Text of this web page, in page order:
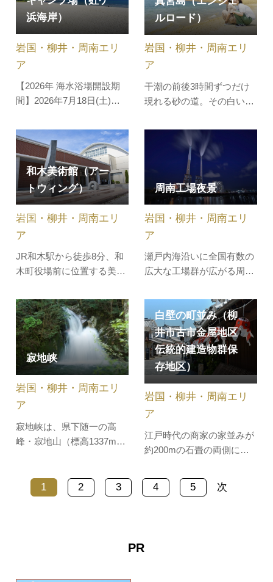
の展望台から眼下に広がる
錦帯橋や岩国の城下町は絶
景です。晴れた日には瀬戸
内海の島々、宮島まで見渡
すことが…
と、釣りをすることも出来
ます。管理棟では竿の貸出
も行っているので、挑戦し
てみてはいかがでしょう
か。(※鮎以…
浜海岸）
【2026年 海水浴場開設期
間】2026年7月18日(土)～8
間:10:00～17:00白砂青松の
美しい海岸が約2.4kmにわ
たって続く西日本屈指の海
水浴場で、「日本の渚・百
選」や「快水浴場百選」な
ど多くの選定を受けていま
す。ビーチ西側には、幼児
用プールも併設…
岩国・柳井・周南エリ
ア
ルロード）
干潮の前後3時間ずつだけ
現れる砂の道。その白い道
周防大島（屋代島）から沖
に浮かぶ真宮島へ歩いて渡
ることができます。
岩国・柳井・周南エリ
ア
和木美術館（アー
トウィング）
JR和木駅から徒歩8分、和
木町役場前に位置する美術
した美しい庭園と、澄川喜
一氏作：石のモニュメント
『TO THE SKY』も見どこ
ろ。 館内での常設展示はな
く、どなたでもギャラリー
としてご利用いただけま
す。内部は、1室の大空間
で、可動…
岩国・柳井・周南エリ
ア
周南工場夜景
瀬戸内海沿いに全国有数の
広大な工場群が広がる周南
と、その広大な敷地から無
数の光が放たれ、まるで銀
河のような壮大で幻想的な
工場夜景を観賞することが
できます。日本夜景遺産に
も認定されている晴海親水
や、巨…
岩国・柳井・周南エリ
ア
寂地峡
寂地峡は、県下随一の高
峰・寂地山（標高1337m）
犬戻峡と竜ヶ岳峡を総称し
岩国・柳井・周南エリ
ア
白壁の町並み（柳
井市古市金屋地区
伝統的建造物群保
存地区）
江戸時代の商家の家並みが
約200mの石畳の両側に続
れ商都として栄えた面影が
色濃く残っています。柳井
抜群です。８月はライトア
岩国・柳井・周南エリ
ア
1 2 3 4 5 次
PR